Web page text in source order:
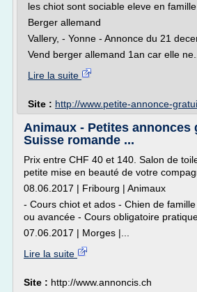
les chiot sont sociable eleve en famille
Berger allemand
Vallery, - Yonne - Annonce du 21
Vend berger allemand 1an car elle ne...
Lire la suite
Site : http://www.petite-annonce-
Animaux - Petites annonces
Suisse romande ...
Prix entre CHF 40 et 140. Salon de
petite mise en beauté de votre
08.06.2017 | Fribourg | Animaux
- Cours chiot et ados - Chien de
ou avancée - Cours obligatoire
07.06.2017 | Morges |...
Lire la suite
Site : http://www.annoncis.ch